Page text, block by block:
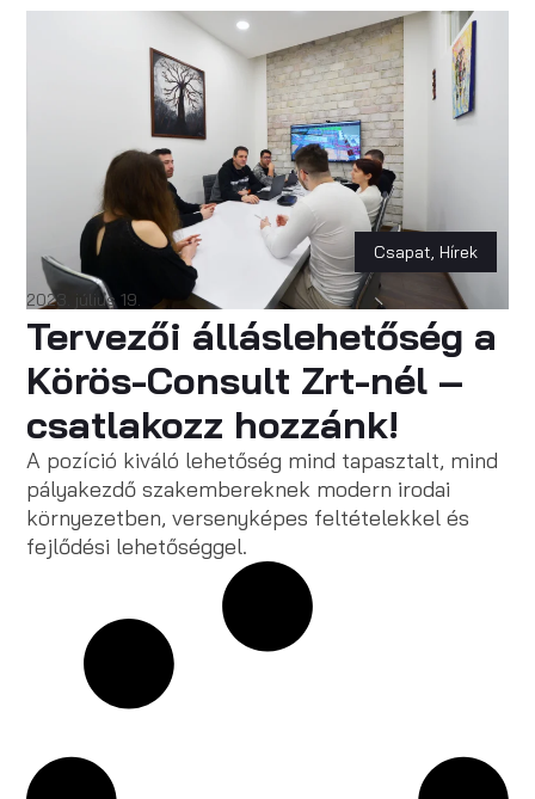
Csapat, Hírek
2023. július 19.
Tervezői álláslehetőség a
Körös-Consult Zrt-nél –
csatlakozz hozzánk!
A pozíció kiváló lehetőség mind tapasztalt, mind
pályakezdő szakembereknek modern irodai
környezetben, versenyképes feltételekkel és
fejlődési lehetőséggel.